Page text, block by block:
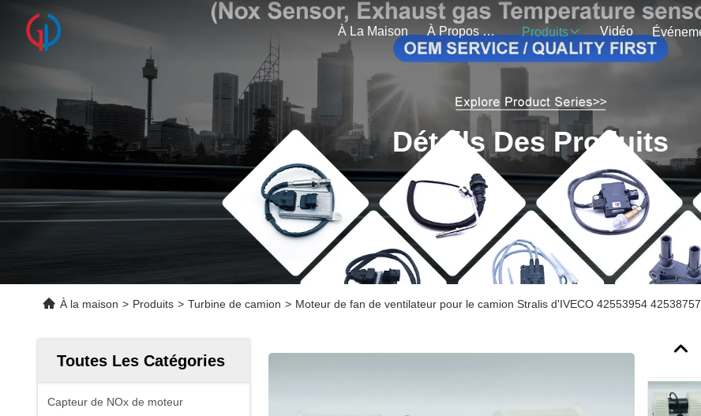
À La Maison À Propos De Nous Produits Vidéo
Détails Des Produits
À la maison > Produits > Turbine de camion > Moteur de fan de ventilateur pour le camion Stralis d'IVECO 42553954 42538757
Toutes Les Catégories
Capteur de NOx de moteur